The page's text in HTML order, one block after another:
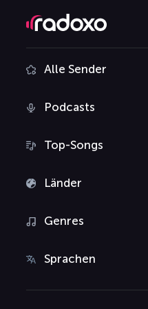
Alle Sender
Podcasts
Top-Songs
Länder
Genres
Sprachen